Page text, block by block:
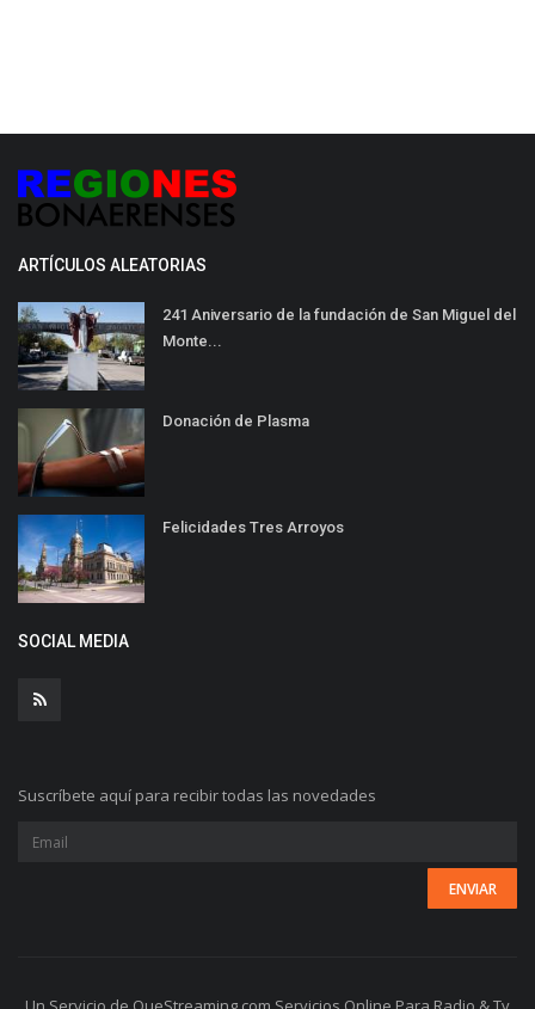
ARTÍCULOS ALEATORIAS
241 Aniversario de la fundación de San Miguel del
Monte...
Donación de Plasma
Felicidades Tres Arroyos
SOCIAL MEDIA
Suscríbete aquí para recibir todas las novedades